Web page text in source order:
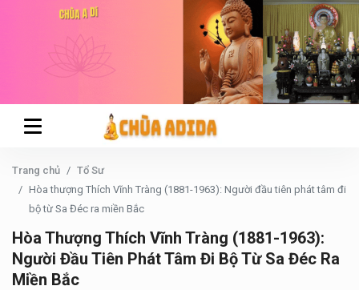
Trang chủ
Tổ Sư
Hòa thượng Thích Vĩnh Tràng (1881-1963): Người đầu tiên phát tâm đi
bộ từ Sa Đéc ra miền Bắc
Hòa Thượng Thích Vĩnh Tràng (1881-1963):
Người Đầu Tiên Phát Tâm Đi Bộ Từ Sa Đéc Ra
Miền Bắc